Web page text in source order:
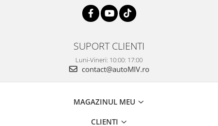
SUPORT CLIENTI
Luni-Vineri: 10:00: 17:00
contact@autoMIV.ro
MAGAZINUL MEU
CLIENTI